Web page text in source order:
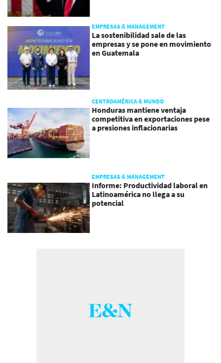
EMPRESAS & MANAGEMENT
La sostenibilidad sale de las
empresas y se pone en movimiento
en Guatemala
CENTROAMÉRICA & MUNDO
Honduras mantiene ventaja
competitiva en exportaciones pese
a presiones inflacionarias
EMPRESAS & MANAGEMENT
Informe: Productividad laboral en
Latinoamérica no llega a su
potencial